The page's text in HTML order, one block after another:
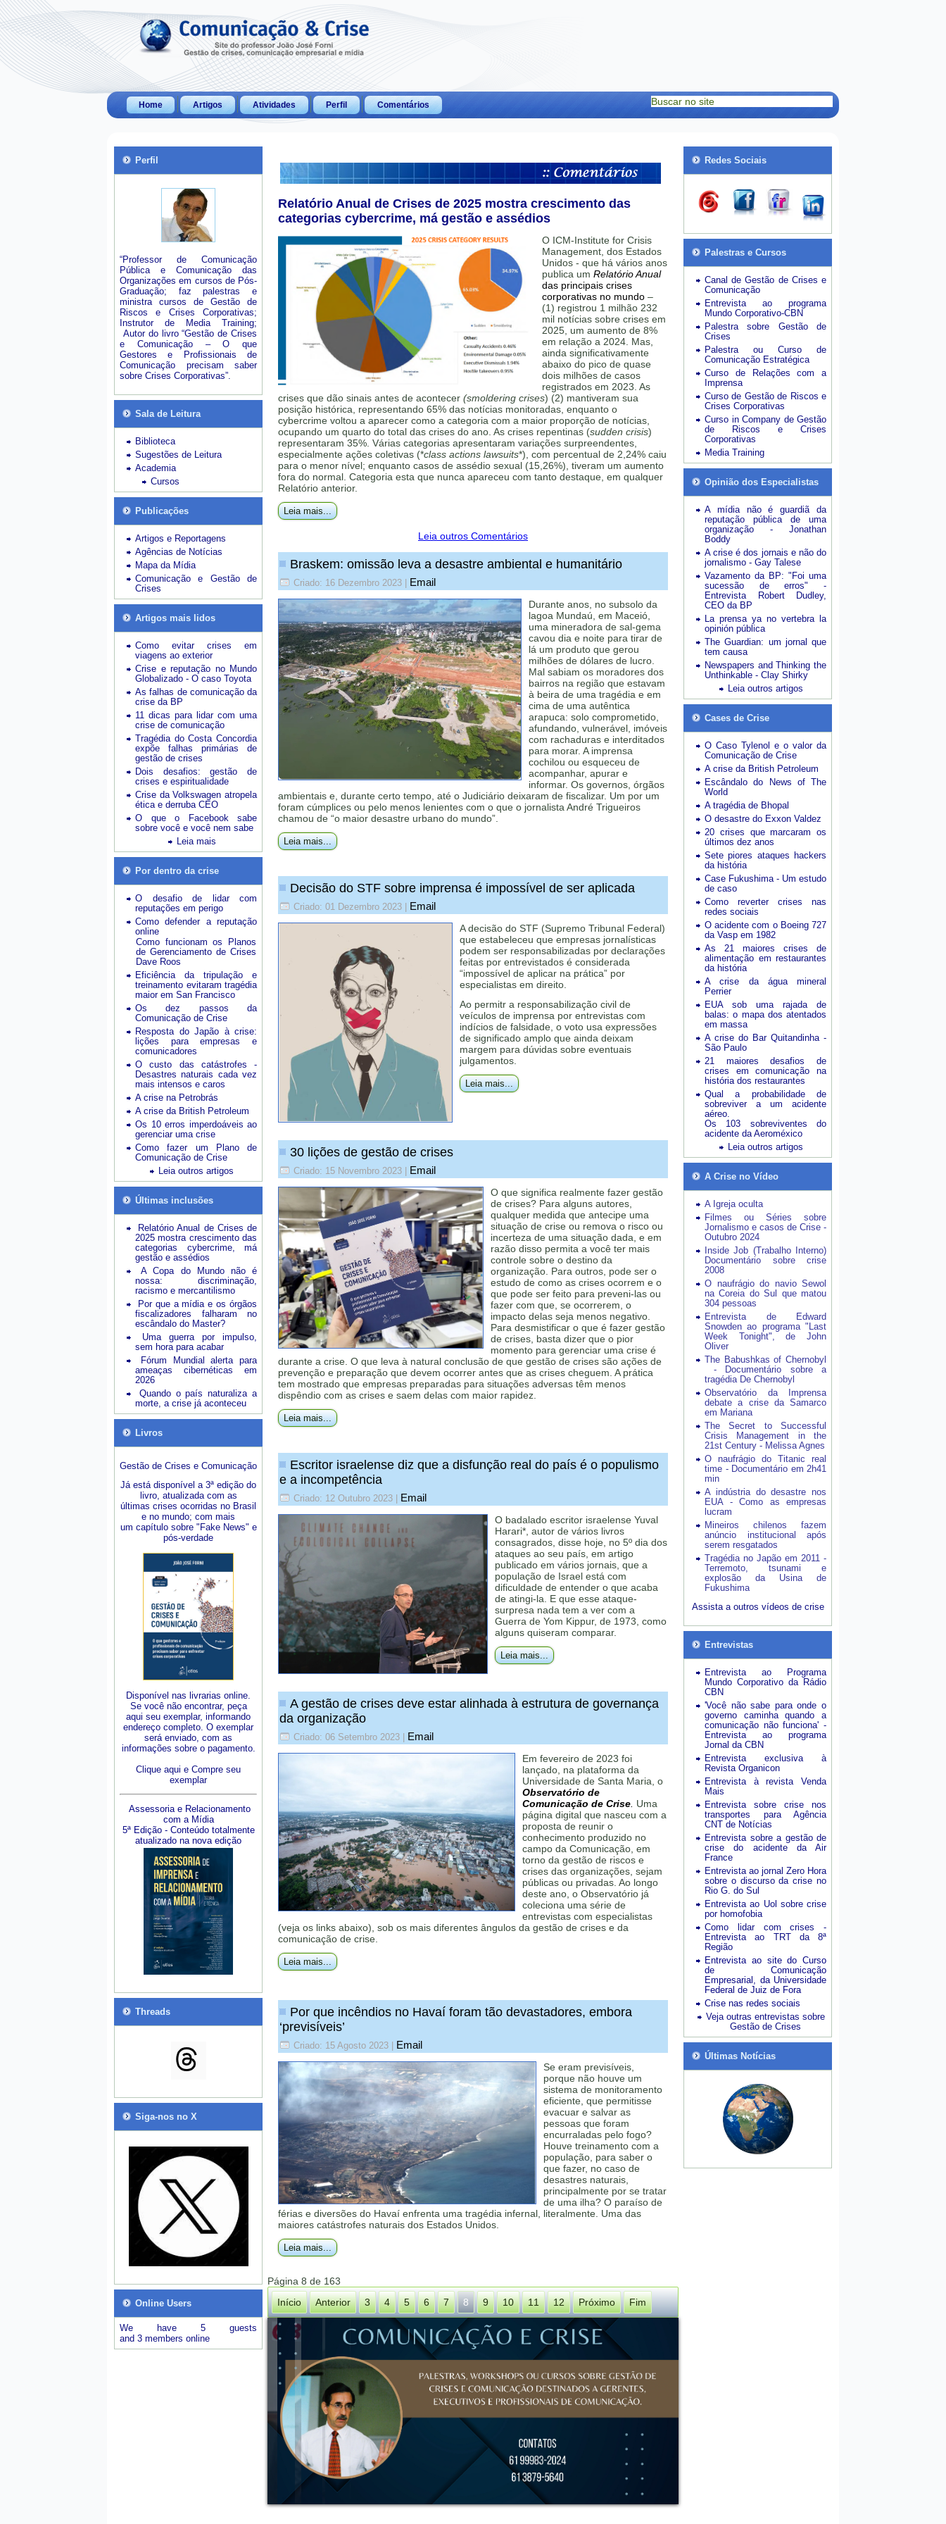
Home Artigos Atividades Perfil Comentários
Perfil
“Professor de Comunicação
Pública e Comunicação das
Organizações em cursos de Pós-
Graduação; faz palestras e
ministra cursos de Gestão de
Riscos e Crises Corporativas;
Instrutor de Media Training;
Autor do livro “Gestão de Crises
e Comunicação – O que
Gestores e Profissionais de
Comunicação precisam saber
sobre Crises Corporativas”.
Sala de Leitura
Biblioteca
Sugestões de Leitura
Academia
Cursos
Publicações
Artigos e Reportagens
Agências de Notícias
Mapa da Mídia
Comunicação e Gestão de
Crises
Artigos mais lidos
Como evitar crises em
viagens ao exterior
Crise e reputação no Mundo
Globalizado - O caso Toyota
As falhas de comunicação da
crise da BP
11 dicas para lidar com uma
crise de comunicação
Tragédia do Costa Concordia
expõe falhas primárias de
gestão de crises
Dois desafios: gestão de
crises e espiritualidade
Crise da Volkswagen atropela
ética e derruba CEO
O que o Facebook sabe
sobre você e você nem sabe
Leia mais
Por dentro da crise
O desafio de lidar com
reputações em perigo
Como defender a reputação
online
Como funcionam os Planos
de Gerenciamento de Crises
Dave Roos
Eficiência da tripulação e
treinamento evitaram tragédia
maior em San Francisco
Os dez passos da
Comunicação de Crise
Resposta do Japão à crise:
lições para empresas e
comunicadores
O custo das catástrofes -
Desastres naturais cada vez
mais intensos e caros
A crise na Petrobrás
A crise da British Petroleum
Os 10 erros imperdoáveis ao
gerenciar uma crise
Como fazer um Plano de
Comunicação de Crise
Leia outros artigos
Últimas inclusões
Relatório Anual de Crises de
2025 mostra crescimento das
categorias cybercrime, má
gestão e assédios
A Copa do Mundo não é
nossa: discriminação,
racismo e mercantilismo
Por que a mídia e os órgãos
fiscalizadores falharam no
escândalo do Master?
Uma guerra por impulso,
sem hora para acabar
Fórum Mundial alerta para
ameaças cibernéticas em
2026
Quando o país naturaliza a
morte, a crise já aconteceu
Livros
Gestão de Crises e Comunicação
Já está disponível a 3ª edição do
livro, atualizada com as
últimas crises ocorridas no Brasil
e no mundo; com mais
um capítulo sobre "Fake News" e
pós-verdade
Disponível nas livrarias online.
Se você não encontrar, peça
aqui seu exemplar, informando
endereço completo. O exemplar
será enviado, com as
informações sobre o pagamento.
Clique aqui e Compre seu
exemplar
Assessoria e Relacionamento
com a Mídia
5ª Edição - Conteúdo totalmente
atualizado na nova edição
Threads
Siga-nos no X
Online Users
We have 5 guests
and 3 members online
Relatório Anual de Crises de 2025 mostra crescimento das
categorias cybercrime, má gestão e assédios
O ICM-Institute for Crisis
Management, dos Estados
Unidos - que há vários anos
publica um Relatório Anual
das principais crises
corporativas no mundo –
(1) registrou 1 milhão 232
mil notícias sobre crises em
2025, um aumento de 8%
em relação a 2024. Mas,
ainda significativamente
abaixo do pico de quase
dois milhões de casos
registrados em 2023. As
crises que dão sinais antes de acontecer (smoldering crises) (2) mantiveram sua
posição histórica, representando 65% das notícias monitoradas, enquanto o
cybercrime voltou a aparecer como a categoria com a maior proporção de notícias,
ocupando um quarto do total das crises do ano. As crises repentinas (sudden crisis)
representaram 35%. Várias categorias apresentaram variações surpreendentes,
especialmente ações coletivas (*class actions lawsuits*), com percentual de 2,24% caiu
para o menor nível; enquanto casos de assédio sexual (15,26%), tiveram um aumento
fora do normal. Categoria esta que nunca apareceu com tanto destaque, em qualquer
Relatório anterior.
Leia mais...
Leia outros Comentários
Braskem: omissão leva a desastre ambiental e humanitário
Criado: 16 Dezembro 2023 Email
Durante anos, no subsolo da
lagoa Mundaú, em Maceió,
uma mineradora de sal-gema
cavou dia e noite para tirar de
lá um produto que gerou
milhões de dólares de lucro.
Mal sabiam os moradores dos
bairros na região que estavam
à beira de uma tragédia e em
cima de uma autêntica
arapuca: solo comprometido,
afundando, vulnerável, imóveis
com rachaduras e interditados
para morar. A imprensa
cochilou ou esqueceu de
acompanhar, apurar e
informar. Os governos, órgãos
ambientais e, durante certo tempo, até o Judiciário deixaram de fiscalizar. Um por um
foram cúmplices ou pelo menos lenientes com o que o jornalista André Trigueiros
chamou de “o maior desastre urbano do mundo”.
Leia mais...
Decisão do STF sobre imprensa é impossível de ser aplicada
Criado: 01 Dezembro 2023 Email
A decisão do STF (Supremo Tribunal Federal)
que estabeleceu que empresas jornalísticas
podem ser responsabilizadas por declarações
feitas por entrevistados é considerada
“impossível de aplicar na prática” por
especialistas em direito.
Ao permitr a responsabilização civil de
veículos de imprensa por entrevistas com
indícios de falsidade, o voto usa expressões
de significado amplo que ainda deixam
margem para dúvidas sobre eventuais
julgamentos.
Leia mais...
30 lições de gestão de crises
Criado: 15 Novembro 2023 Email
O que significa realmente fazer gestão
de crises? Para alguns autores,
qualquer medida que antecipe uma
situação de crise ou remova o risco ou
incerteza de uma situação dada, e em
razão disso permita a você ter mais
controle sobre o destino da
organização. Para outros, pode ser o
estudo de como as crises ocorrem e o
que pode ser feito para preveni-las ou
fazer com que, se ocorrerem, o
impacto delas seja menos negativo.
Para desmistificar o que é fazer gestão
de crises, basta dizer que o pior
momento para gerenciar uma crise é
durante a crise. O que leva à natural conclusão de que gestão de crises são ações de
prevenção e preparação que devem ocorrer antes que as crises cheguem. A prática
tem mostrado que empresas preparadas para situações adversas têm menos
dispêndio com as crises e saem delas com maior rapidez.
Leia mais...
Escritor israelense diz que a disfunção real do país é o populismo
e a incompetência
Criado: 12 Outubro 2023 Email
O badalado escritor israelense Yuval
Harari*, autor de vários livros
consagrados, disse hoje, no 5º dia dos
ataques ao seu país, em artigo
publicado em vários jornais, que a
população de Israel está com
dificuldade de entender o que acaba
de atingi-la. E que esse ataque-
surpresa nada tem a ver com a
Guerra de Yom Kippur, de 1973, como
alguns quiseram comparar.
Leia mais...
A gestão de crises deve estar alinhada à estrutura de governança
da organização
Criado: 06 Setembro 2023 Email
Em fevereiro de 2023 foi
lançado, na plataforma da
Universidade de Santa Maria, o
Observatório de
Comunicação de Crise Uma
página digital que nasceu com a
proposta de reunir o
conhecimento produzido no
campo da Comunicação, em
torno da gestão de riscos e
crises das organizações, sejam
públicas ou privadas. Ao longo
deste ano, o Observatório já
coleciona uma série de
entrevistas com especialistas
(veja os links abaixo), sob os mais diferentes ângulos da gestão de crises e da
comunicação de crise.
Leia mais...
Por que incêndios no Havaí foram tão devastadores, embora
‘previsíveis’
Criado: 15 Agosto 2023 Email
Se eram previsíveis,
porque não houve um
sistema de monitoramento
eficiente, que permitisse
evacuar e salvar as
pessoas que foram
encurraladas pelo fogo?
Houve treinamento com a
população, para saber o
que fazer, no caso de
desastres naturais,
principalmente por se tratar
de uma ilha? O paraíso de
férias e diversões do Havaí enfrenta uma tragédia infernal, literalmente. Uma das
maiores catástrofes naturais dos Estados Unidos.
Leia mais...
Página 8 de 163
Início
Anterior 3 4 5 6 7 8 9 10 11 12 Próximo Fim
Redes Sociais
Palestras e Cursos
Canal de Gestão de Crises e
Comunicação
Entrevista ao programa
Mundo Corporativo-CBN
Palestra sobre Gestão de
Crises
Palestra ou Curso de
Comunicação Estratégica
Curso de Relações com a
Imprensa
Curso de Gestão de Riscos e
Crises Corporativas
Curso in Company de Gestão
de Riscos e Crises
Corporativas
Media Training
Opinião dos Especialistas
A mídia não é guardiã da
reputação pública de uma
organização - Jonathan
Boddy
A crise é dos jornais e não do
jornalismo - Gay Talese
Vazamento da BP: "Foi uma
sucessão de erros" -
Entrevista Robert Dudley,
CEO da BP
La prensa ya no vertebra la
opinión pública
The Guardian: um jornal que
tem causa
Newspapers and Thinking the
Unthinkable - Clay Shirky
Leia outros artigos
Cases de Crise
O Caso Tylenol e o valor da
Comunicação de Crise
A crise da British Petroleum
Escândalo do News of The
World
A tragédia de Bhopal
O desastre do Exxon Valdez
20 crises que marcaram os
últimos dez anos
Sete piores ataques hackers
da história
Case Fukushima - Um estudo
de caso
Como reverter crises nas
redes sociais
O acidente com o Boeing 727
da Vasp em 1982
As 21 maiores crises de
alimentação em restaurantes
da história
A crise da água mineral
Perrier
EUA sob uma rajada de
balas: o mapa dos atentados
em massa
A crise do Bar Quitandinha -
São Paulo
21 maiores desafios de
crises em comunicação na
história dos restaurantes
Qual a probabilidade de
sobreviver a um acidente
aéreo.
Os 103 sobreviventes do
acidente da Aeroméxico
Leia outros artigos
A Crise no Vídeo
A Igreja oculta
Filmes ou Séries sobre
Jornalismo e casos de Crise -
Outubro 2024
Inside Job (Trabalho Interno)
Documentário sobre crise
2008
O naufrágio do navio Sewol
na Coreia do Sul que matou
304 pessoas
Entrevista de Edward
Snowden ao programa "Last
Week Tonight", de John
Oliver
The Babushkas of Chernobyl
- Documentário sobre a
tragédia De Chernobyl
Observatório da Imprensa
debate a crise da Samarco
em Mariana
The Secret to Successful
Crisis Management in the
21st Century - Melissa Agnes
O naufrágio do Titanic real
time - Documentário em 2h41
min
A indústria do desastre nos
EUA - Como as empresas
lucram
Mineiros chilenos fazem
anúncio institucional após
serem resgatados
Tragédia no Japão em 2011 -
Terremoto, tsunami e
explosão da Usina de
Fukushima
Assista a outros vídeos de crise
Entrevistas
Entrevista ao Programa
Mundo Corporativo da Rádio
CBN
'Você não sabe para onde o
governo caminha quando a
comunicação não funciona' -
Entrevista ao programa
Jornal da CBN
Entrevista exclusiva à
Revista Organicon
Entrevista à revista Venda
Mais
Entrevista sobre crise nos
transportes para Agência
CNT de Notícias
Entrevista sobre a gestão de
crise do acidente da Air
France
Entrevista ao jornal Zero Hora
sobre o discurso da crise no
Rio G. do Sul
Entrevista ao Uol sobre crise
por homofobia
Como lidar com crises -
Entrevista ao TRT da 8ª
Região
Entrevista ao site do Curso
de Comunicação
Empresarial, da Universidade
Federal de Juiz de Fora
Crise nas redes sociais
Veja outras entrevistas sobre
Gestão de Crises
Últimas Notícias